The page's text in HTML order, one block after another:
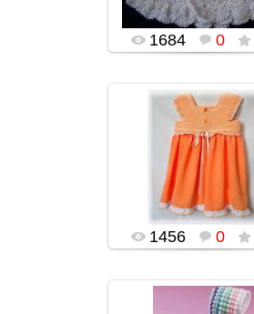
1684 0
03.02.2016
popularsge
1456 0